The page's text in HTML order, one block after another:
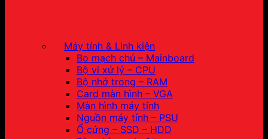
Máy tính & Linh kiện
Bo mạch chủ – Mainboard
Bộ vi xử lý – CPU
Bộ nhớ trong – RAM
Card màn hình – VGA
Màn hình máy tính
Nguồn máy tính – PSU
Ổ cứng – SSD – HDD